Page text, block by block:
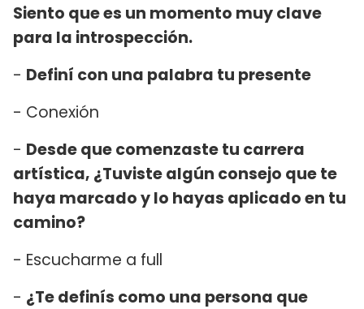
Siento que es un momento muy clave
para la introspección.
- Definí con una palabra tu presente
- Conexión
- Desde que comenzaste tu carrera
artística, ¿Tuviste algún consejo que te
haya marcado y lo hayas aplicado en tu
camino?
- Escucharme a full
- ¿Te definís como una persona que